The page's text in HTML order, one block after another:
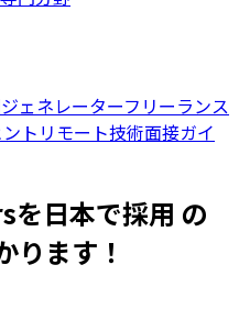
ェネレーターフリーランス
ト リモート技術面接ガイ
日本で採用 の
ります！